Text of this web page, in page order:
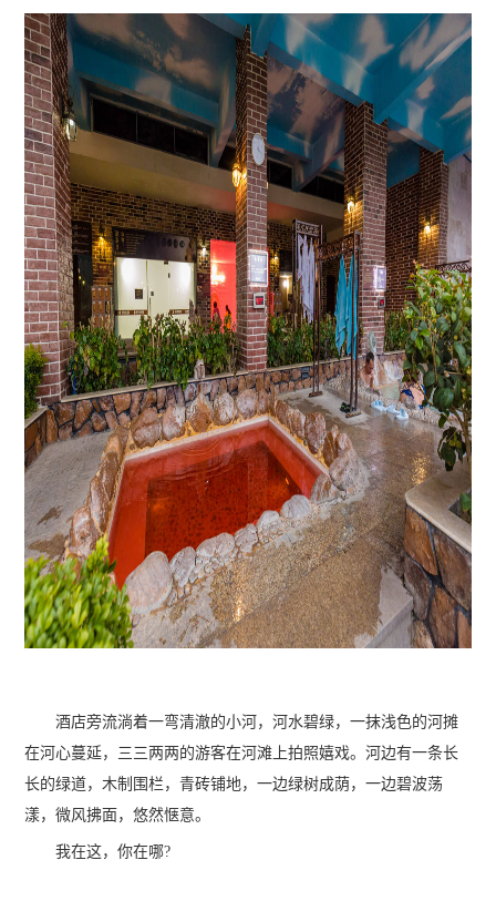
酒店旁流淌着一弯清澈的小河，河水碧绿，一抹浅色的河摊
在河心蔓延，三三两两的游客在河滩上拍照嬉戏。河边有一条长
长的绿道，木制围栏，青砖铺地，一边绿树成荫，一边碧波荡
漾，微风拂面，悠然惬意。
我在这，你在哪?